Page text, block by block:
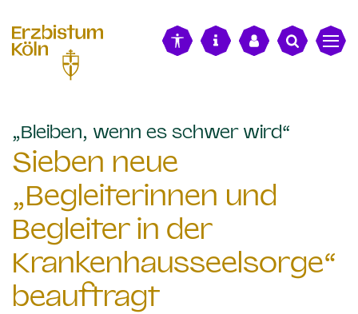
„Bleiben, wenn es schwer wird“
Sieben neue
„Begleiterinnen und
Begleiter in der
Krankenhausseelsorge“
beauftragt